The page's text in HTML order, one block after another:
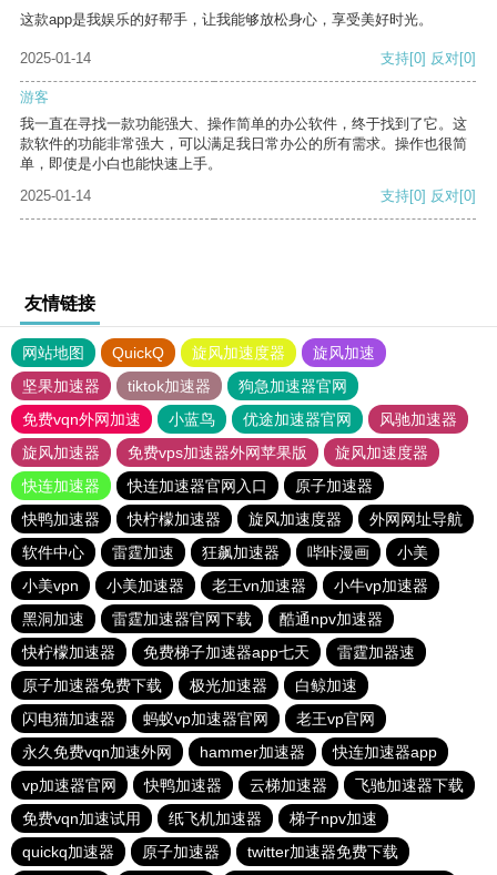
这款app是我娱乐的好帮手，让我能够放松身心，享受美好时光。
2025-01-14 支持[0] 反对[0]
游客
我一直在寻找一款功能强大、操作简单的办公软件，终于找到了它。这
款软件的功能非常强大，可以满足我日常办公的所有需求。操作也很简
单，即使是小白也能快速上手。
2025-01-14
支持[0] 反对[0]
友情链接
网站地图 QuickQ 旋风加速度器
旋风加速
坚果加速器
tiktok加速器
狗急加速器官网
免费vqn外网加速
小蓝鸟 优途加速器官网
风驰加速器
旋风加速器
免费vps加速器外网苹果版
旋风加速度器
快连加速器
快连加速器官网入口
原子加速器
快鸭加速器
快柠檬加速器 旋风加速度器
外网网址导航
软件中心
雷霆加速 狂飙加速器 哔咔漫画
小美
小美vpn
小美加速器 老王vn加速器
小牛vp加速器
黑洞加速
雷霆加速器官网下载
酷通npv加速器
快柠檬加速器
免费梯子加速器app七天
雷霆加器速
原子加速器免费下载
极光加速器
白鲸加速
闪电猫加速器
蚂蚁vp加速器官网
老王vp官网
永久免费vqn加速外网
hammer加速器
快连加速器app
vp加速器官网
快鸭加速器 云梯加速器
飞驰加速器下载
免费vqn加速试用
纸飞机加速器
梯子npv加速
quickq加速器
原子加速器 twitter加速器免费下载